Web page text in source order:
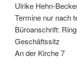
Ulrike Hehn-
Termine nur nach
Büroanschrift:
Geschäftssitz
An der Kirche 7